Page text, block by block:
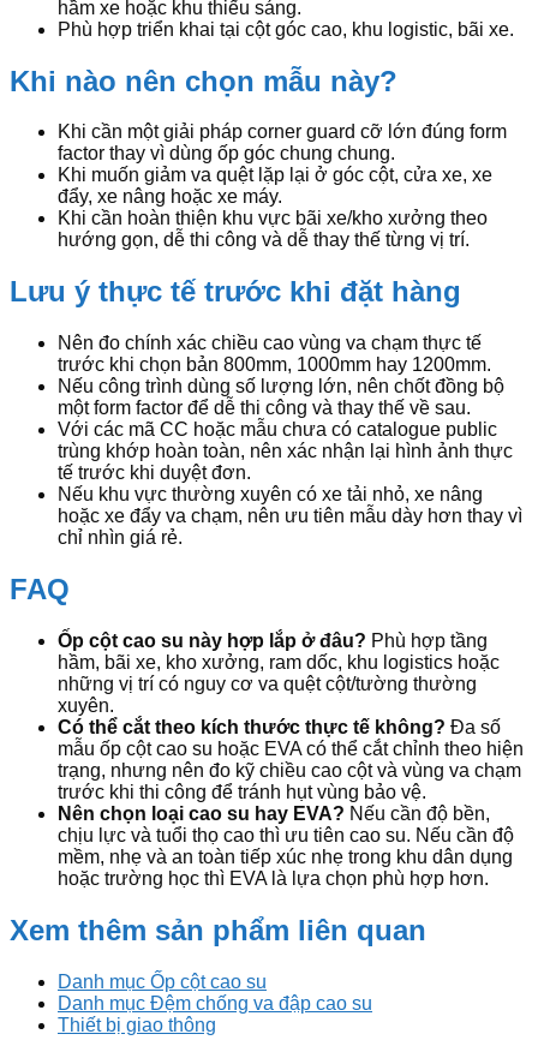
hầm xe hoặc khu thiếu sáng.
Phù hợp triển khai tại cột góc cao, khu logistic, bãi xe.
Khi nào nên chọn mẫu này?
Khi cần một giải pháp corner guard cỡ lớn đúng form
factor thay vì dùng ốp góc chung chung.
Khi muốn giảm va quệt lặp lại ở góc cột, cửa xe, xe
đẩy, xe nâng hoặc xe máy.
Khi cần hoàn thiện khu vực bãi xe/kho xưởng theo
hướng gọn, dễ thi công và dễ thay thế từng vị trí.
Lưu ý thực tế trước khi đặt hàng
Nên đo chính xác chiều cao vùng va chạm thực tế
trước khi chọn bản 800mm, 1000mm hay 1200mm.
Nếu công trình dùng số lượng lớn, nên chốt đồng bộ
một form factor để dễ thi công và thay thế về sau.
Với các mã CC hoặc mẫu chưa có catalogue public
trùng khớp hoàn toàn, nên xác nhận lại hình ảnh thực
tế trước khi duyệt đơn.
Nếu khu vực thường xuyên có xe tải nhỏ, xe nâng
hoặc xe đẩy va chạm, nên ưu tiên mẫu dày hơn thay vì
chỉ nhìn giá rẻ.
FAQ
Ốp cột cao su này hợp lắp ở đâu? Phù hợp tầng
hầm, bãi xe, kho xưởng, ram dốc, khu logistics hoặc
những vị trí có nguy cơ va quệt cột/tường thường
xuyên.
Có thể cắt theo kích thước thực tế không? Đa số
mẫu ốp cột cao su hoặc EVA có thể cắt chỉnh theo hiện
trạng, nhưng nên đo kỹ chiều cao cột và vùng va chạm
trước khi thi công để tránh hụt vùng bảo vệ.
Nên chọn loại cao su hay EVA? Nếu cần độ bền,
chịu lực và tuổi thọ cao thì ưu tiên cao su. Nếu cần độ
mềm, nhẹ và an toàn tiếp xúc nhẹ trong khu dân dụng
hoặc trường học thì EVA là lựa chọn phù hợp hơn.
Xem thêm sản phẩm liên quan
Danh mục Ốp cột cao su
Danh mục Đệm chống va đập cao su
Thiết bị giao thông